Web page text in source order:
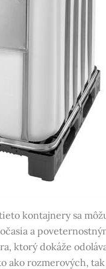
kontajnery sa
a
ktorý dokáže
ako rozmerových,